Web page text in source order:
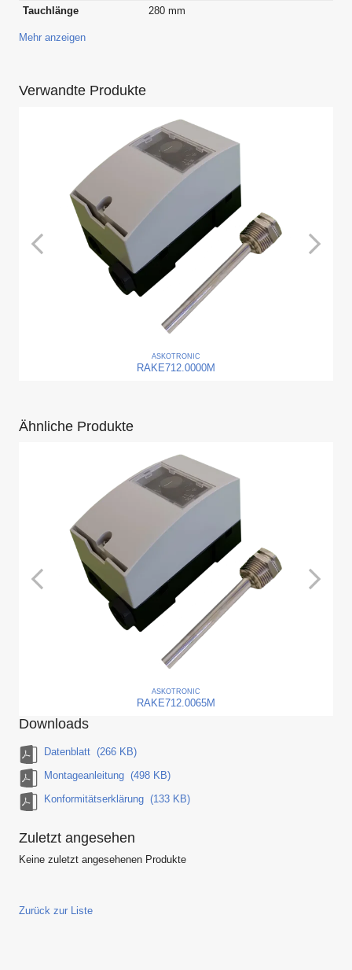
Tauchlänge
280 mm
Mehr anzeigen
Verwandte Produkte
ASKOTRONIC
RAKE712.0000M
Ähnliche Produkte
ASKOTRONIC
RAKE712.0065M
Downloads
Datenblatt (266 KB)
Montageanleitung (498 KB)
Konformitätserklärung (133 KB)
Zuletzt angesehen
Keine zuletzt angesehenen Produkte
Zurück zur Liste